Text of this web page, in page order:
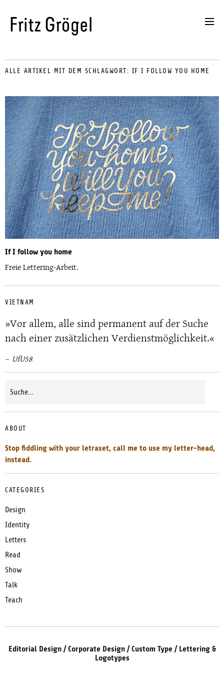
ALLE ARTIKEL MIT DEM SCHLAGWORT: IF I FOLLOW YOU HOME
If I follow you home
Freie Lettering-Arbeit.
VIETNAM
»Vor allem, alle sind permanent auf der Suche
nach einer zusätzlichen Verdienstmöglichkeit.«
UfU58
ABOUT
Stop fiddling with your letraset, call me to use my letter-head,
instead.
CATEGORIES
Design
Identity
Letters
Read
Show
Talk
Teach
Editorial Design / Corporate Design / Custom Type / Lettering &
Logotypes